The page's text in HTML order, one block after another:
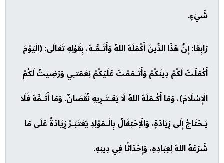
شَيْءٍ.
رَابِعًا: إِنَّ هَذَا الدِّينَ أَكْمَلَهُ اللهُ وَأَتَـمَّـهُ، بِقَوْلِهِ تَعَالَى: (الْيَوْمَ
أَكْمَلْتُ لَكُمْ دِينَكُمْ وَأَتْـمَمْتُ عَلَيْكُمْ نِعْمَتـِي وَرَضِيتُ لَكُمُ
الْإِسْلَامَ)، وَمَا أَكْـمَلَهُ اللهُ لَا يَعْـتَـرِيهِ نُقْصَانٌ. وَمَا أَتَـمَّهُ فَلَا
يَـحْتَاجُ إِلَى زِيَادَةٍ، وَالْاِحْتِفَالُ بِالْـمَوْلِدِ يُعْتَبَـرُ زِيَادَةً عَلَى مَا
شَرَعَهُ اللهُ لِعِبَادِهِ، وَإِحْدَاثًا فِي دِينِهِ.